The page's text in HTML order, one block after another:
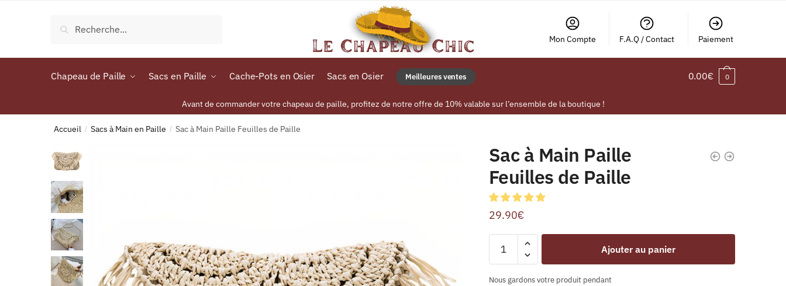
Recherche
Mon Compte F.A.Q / Contact Paiement
Chapeau de Paille Sacs en Paille Cache-Pots en Osier Sacs en Osier Meilleures ventes 0.00€ 0
Avant de commander votre chapeau de paille, profitez de notre offre de 10% valable sur l’ensemble de la boutique !
Accueil / Sacs à Main en Paille / Sac à Main Paille Feuilles de Paille
Sac à Main Paille
Feuilles de Paille
29.90€
Ajouter au panier
Nous gardons votre produit pendant